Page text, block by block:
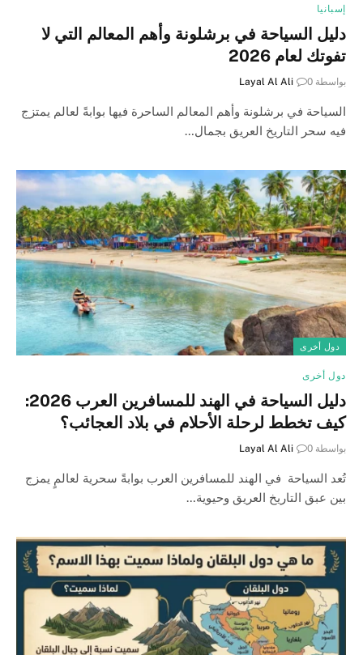
إسبانيا
دليل السياحة في برشلونة وأهم المعالم التي لا
تفوتك لعام 2026
بواسطة Layal Al Ali 0
السياحة في برشلونة وأهم المعالم الساحرة فيها بوابةً لعالم يمتزج
فيه سحر التاريخ العريق بجمال…
دول أخرى
دول أخرى
دليل السياحة في الهند للمسافرين العرب 2026:
كيف تخطط لرحلة الأحلام في بلاد العجائب؟
بواسطة Layal Al Ali 0
تُعد السياحة في الهند للمسافرين العرب بوابةً سحرية لعالمٍ يمزج
بين عبق التاريخ العريق وحيوية…